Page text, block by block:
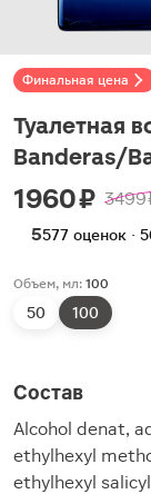
Финальная цена
Туалетная
Banderas/
1960 ₽ 3499
5577 оценок ·
Объем, мл: 100
50 100
Состав
Alcohol denat,
ethylhexyl
ethylhexyl